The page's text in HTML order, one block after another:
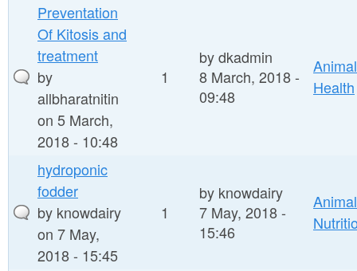
Preventation
Of Kitosis and
treatment
by
allbharatnitin
on 5 March,
2018 - 10:48
1
bydkadmin
8 March, 2018 -
09:48
Animal
Health
hydroponic
fodder
by knowdairy
on 7 May,
2018 - 15:45
1
by knowdairy
7 May, 2018 -
15:46
Animal